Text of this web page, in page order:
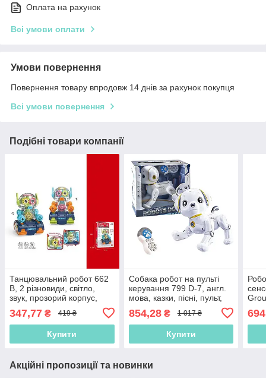
Оплата на рахунок
Всі умови оплати
Умови повернення
Повернення товару впродовж 14 днів за рахунок покупця
Всі умови повернення
Подібні товари компанії
Танцювальний робот 662
B, 2 різновиди, світло,
звук, прозорий корпус,
347,77 ₴ 419 ₴
Купити
Собака робот на пульті
керування 799 D-7, англ.
мова, казки, пісні, пульт,
854,28₴ 1 017 ₴
Купити
Акційні пропозиції та новинки